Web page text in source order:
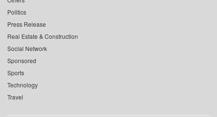
Politics
Press Release
Real Estate & Construction
Social Network
Sponsored
Sports
Technology
Travel